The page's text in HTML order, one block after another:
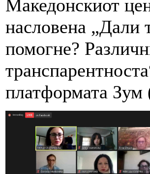
Македонскиот
насловена „Дали
помогне?
платформата